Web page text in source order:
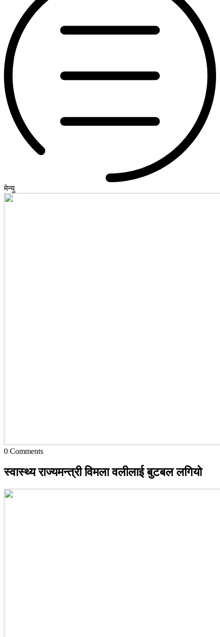
मेन्यु
0 Comments
स्वास्थ्य राज्यमन्त्री विमला वलीलाई बुटबल लगियो